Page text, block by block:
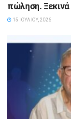
πώληση.
15 ΙΟΥΛΊΟΥ, 2026